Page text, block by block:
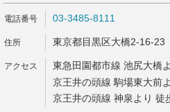
03-3485-8111
東京都目黒区大橋2-16-23
東急田園都市線 池尻大橋
京王井の頭線 駒場東大前
京王井の頭線 神泉より 徒